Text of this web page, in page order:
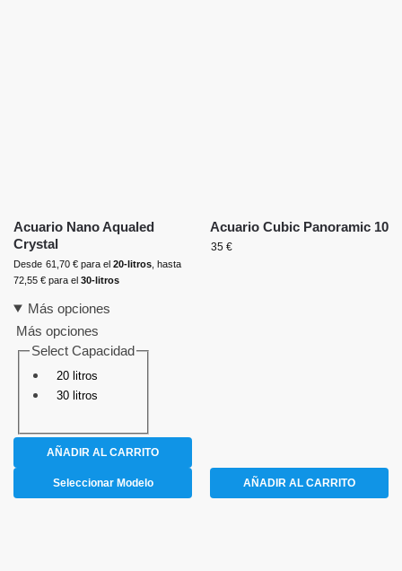
Acuario Nano Aqualed
Crystal
Desde 61,70 € para el 20-litros , hasta
72,55 € para el 30-litros
Más opciones
Más opciones
Select Capacidad
20 litros
30 litros
AÑADIR AL CARRITO
Seleccionar Modelo
Acuario Cubic Panoramic 10
35 €
AÑADIR AL CARRITO